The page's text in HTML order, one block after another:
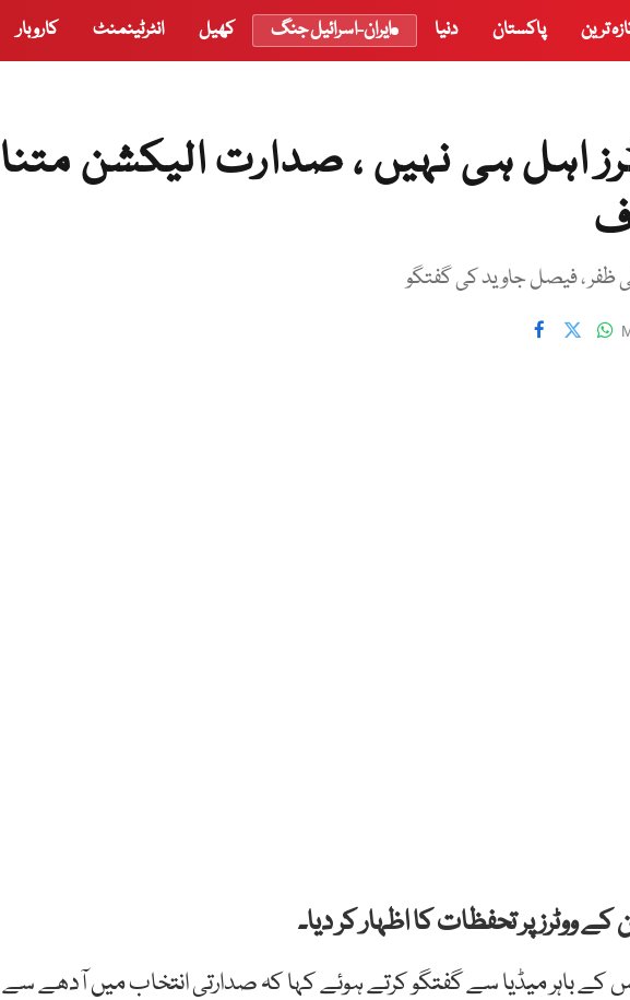
ترین پاکستان دنیا ایران-اسرائیل جنگ کھیل انٹرٹینمنٹ کاروبار
اہل ہی نہیں ، صدارت الیکشن
ظفر ، فیصل جاوید کی گفتگو
پر تحفظات کا اظہار کر دیا۔
کے باہر میڈیا سے گفتگو کرتے ہوئے کہا کہ صدارتی انتخاب میں آدھے سے